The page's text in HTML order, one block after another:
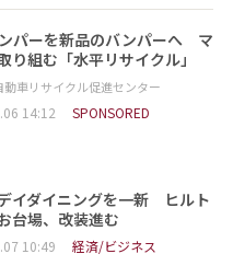
パーを新品のバンパーへ マ
り組む「水平リサイクル」
動車リサイクル促進センター
14:12 SPONSORED
イダイニングを一新 ヒルト
台場、改装進む
10:49 経済/ビジネス